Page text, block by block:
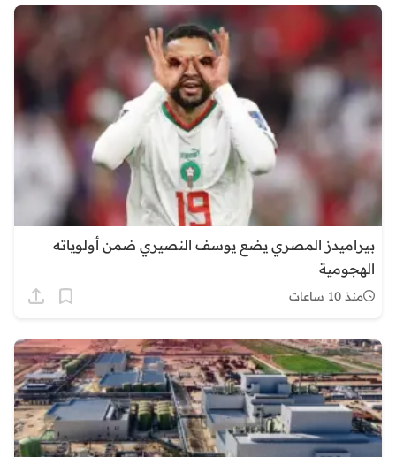
بيراميدز المصري يضع يوسف النصيري ضمن أولوياته
الهجومية
منذ 10 ساعات